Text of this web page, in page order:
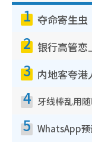
1
2
3
4
5